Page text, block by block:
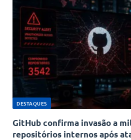
DESTAQUES
GitHub confirma invasão a
repositórios internos após